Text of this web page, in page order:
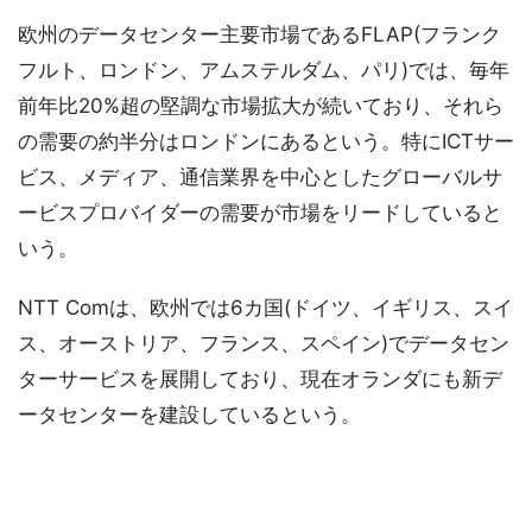
欧州のデータセンター主要市場であるFLAP(フランク
フルト、ロンドン、アムステルダム、パリ)では、毎年
前年比20%超の堅調な市場拡大が続いており、それら
の需要の約半分はロンドンにあるという。特にICTサー
ビス、メディア、通信業界を中心としたグローバルサ
ービスプロバイダーの需要が市場をリードしていると
いう。
NTT Comは、欧州では6カ国(ドイツ、イギリス、スイ
ス、オーストリア、フランス、スペイン)でデータセン
ターサービスを展開しており、現在オランダにも新デ
ータセンターを建設しているという。